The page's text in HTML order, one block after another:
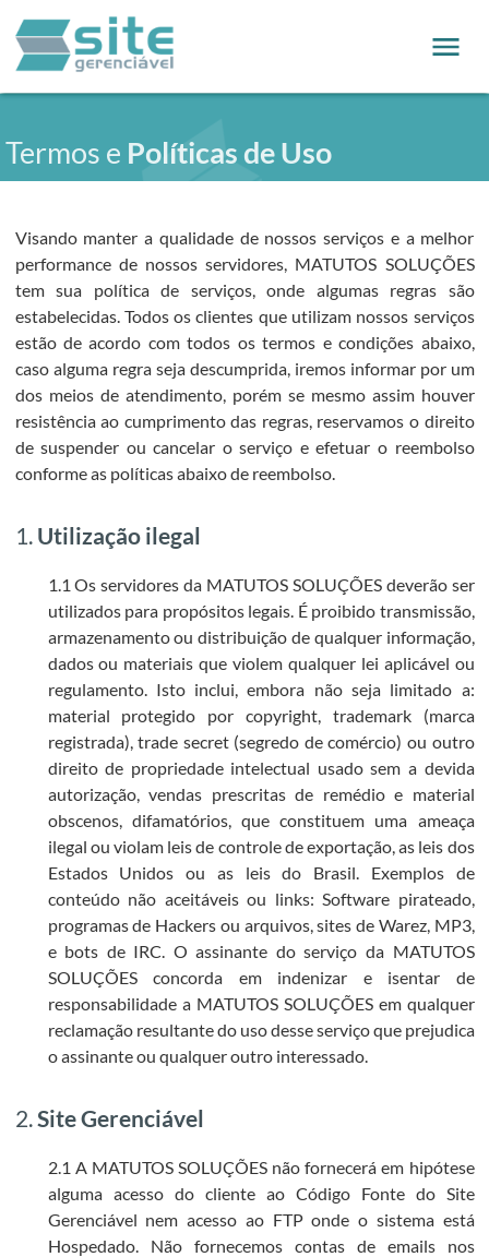
Termos e Políticas de Uso
Visando manter a qualidade de nossos serviços e a melhor
performance de nossos servidores, MATUTOS SOLUÇÕES
tem sua política de serviços, onde algumas regras são
estabelecidas. Todos os clientes que utilizam nossos serviços
estão de acordo com todos os termos e condições abaixo,
caso alguma regra seja descumprida, iremos informar por um
dos meios de atendimento, porém se mesmo assim houver
resistência ao cumprimento das regras, reservamos o direito
de suspender ou cancelar o serviço e efetuar o reembolso
conforme as políticas abaixo de reembolso.
1.Utilização ilegal
1.1 Os servidores da MATUTOS SOLUÇÕES deverão ser
utilizados para propósitos legais. É proibido transmissão,
armazenamento ou distribuição de qualquer informação,
dados ou materiais que violem qualquer lei aplicável ou
regulamento. Isto inclui, embora não seja limitado a:
material protegido por copyright, trademark (marca
registrada), trade secret (segredo de comércio) ou outro
direito de propriedade intelectual usado sem a devida
autorização, vendas prescritas de remédio e material
obscenos, difamatórios, que constituem uma ameaça
ilegal ou violam leis de controle de exportação, as leis dos
Estados Unidos ou as leis do Brasil. Exemplos de
conteúdo não aceitáveis ou links: Software pirateado,
programas de Hackers ou arquivos, sites de Warez, MP3,
e bots de IRC. O assinante do serviço da MATUTOS
SOLUÇÕES concorda em indenizar e isentar de
responsabilidade a MATUTOS SOLUÇÕES em qualquer
reclamação resultante do uso desse serviço que prejudica
o assinante ou qualquer outro interessado.
2.Site Gerenciável
2.1 A MATUTOS SOLUÇÕES não fornecerá em hipótese
alguma acesso do cliente ao Código Fonte do Site
Gerenciável nem acesso ao FTP onde o sistema está
Hospedado. Não fornecemos contas de emails nos